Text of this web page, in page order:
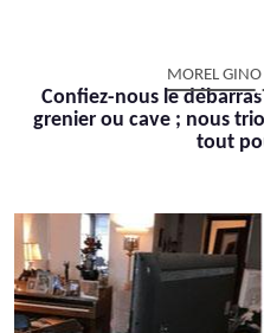
MOREL
Confiez-nous le
grenier ou cave ; nous
tout